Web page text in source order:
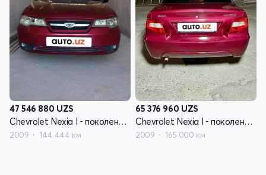
47 546 880 UZS
Chevrolet Nexia I - поколение рестайлинг
2009 144 444 км
65 376 960 UZS
Chevrolet Nexia I - поколение рестайлинг
2009 165 000 км